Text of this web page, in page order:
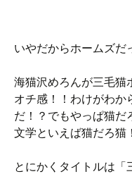
いやだからホームズだ
海猫沢めろんが三毛猫
オチ感！！わけがわか
だ！？でもやっぱ猫だ
文学といえば猫だろ猫！
とにかくタイトルは